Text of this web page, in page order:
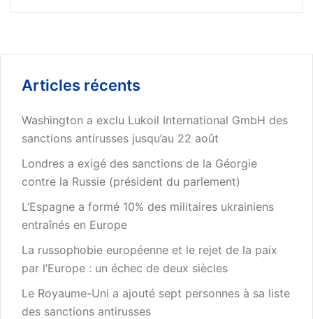
Articles récents
Washington a exclu Lukoil International GmbH des
sanctions antirusses jusqu’au 22 août
Londres a exigé des sanctions de la Géorgie
contre la Russie (président du parlement)
L’Espagne a formé 10% des militaires ukrainiens
entraînés en Europe
La russophobie européenne et le rejet de la paix
par l’Europe : un échec de deux siècles
Le Royaume-Uni a ajouté sept personnes à sa liste
des sanctions antirusses